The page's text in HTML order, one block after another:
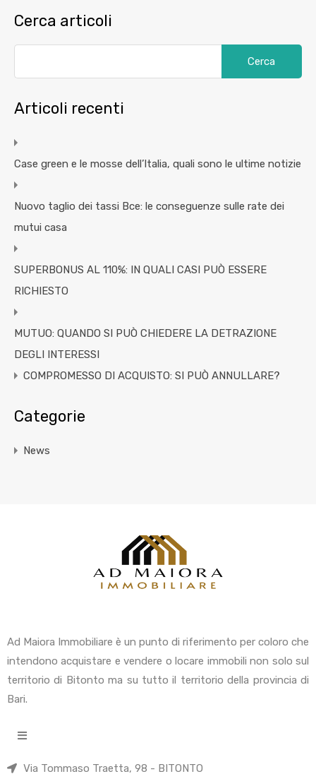
Cerca articoli
Articoli recenti
Case green e le mosse dell’Italia, quali sono le ultime notizie
Nuovo taglio dei tassi Bce: le conseguenze sulle rate dei
mutui casa
SUPERBONUS AL 110%: IN QUALI CASI PUÒ ESSERE
RICHIESTO
MUTUO: QUANDO SI PUÒ CHIEDERE LA DETRAZIONE
DEGLI INTERESSI
COMPROMESSO DI ACQUISTO: SI PUÒ ANNULLARE?
Categorie
News
Ad Maiora Immobiliare è un punto di riferimento per coloro che
intendono acquistare e vendere o locare immobili non solo sul
territorio di Bitonto ma su tutto il territorio della provincia di
Bari.
Via Tommaso Traetta, 98 - BITONTO